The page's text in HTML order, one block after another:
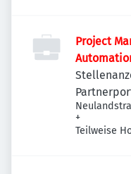
Project
+
Teilweise